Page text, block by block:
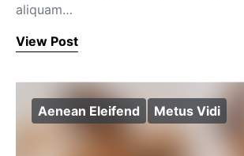
aliquam…
View Post
Aenean Eleifend Metus Vidi